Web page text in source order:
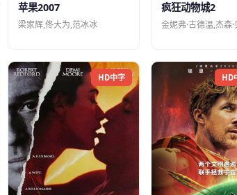
苹果2007
梁家辉,佟大为,范冰冰
疯狂动物城2
金妮弗·古德温,杰森
HD中字 HD